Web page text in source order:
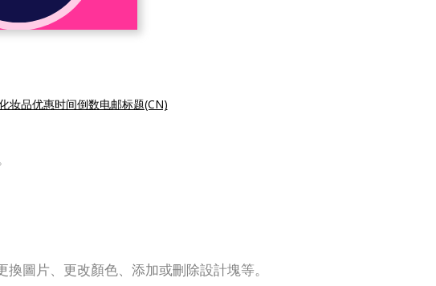
妆品优惠时间倒数电邮标题(CN)
圖片、更改顏色、添加或刪除設計塊等。